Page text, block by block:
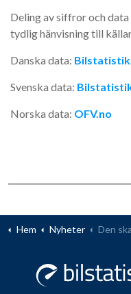
Deling av siffror och
tydlig hänvisning till
Danska data:
Svenska data:
Norska data: OFV.no
Hem Nyheter Den skandinaviska